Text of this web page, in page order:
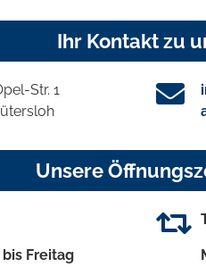
Ihr Kontakt zu
Str. 1
Unsere
Freitag